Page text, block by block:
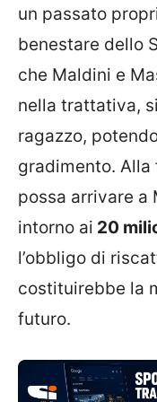
un passato
benestare dello
che Maldini e
nella trattativa,
ragazzo,
gradimento. Alla
possa arrivare a
intorno ai 20
l’obbligo di
costituirebbe la
futuro.